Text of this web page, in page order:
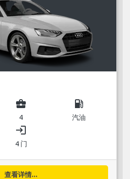
business_center
4
local_gas_station
汽油
login
4 门
查看详情...